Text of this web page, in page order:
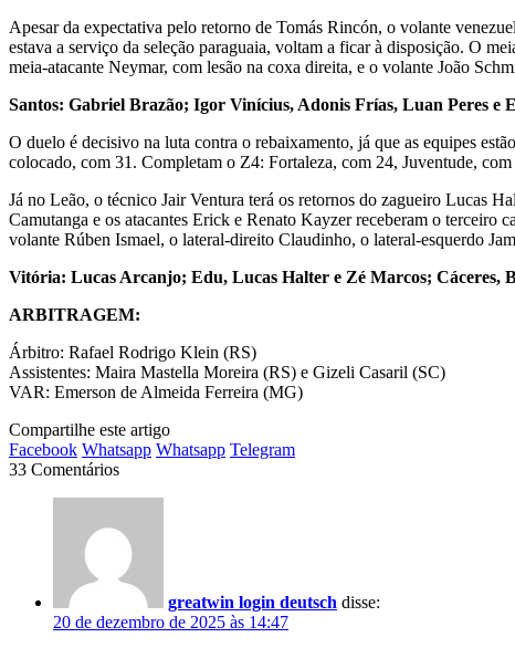
Apesar da expectativa pelo retorno de Tomás Rincón, o volante
estava a serviço da seleção paraguaia, voltam a ficar à disposição. O
meia-atacante Neymar, com lesão na coxa direita, e o volante João
Santos: Gabriel Brazão; Igor Vinícius, Adonis Frías, Luan Peres
O duelo é decisivo na luta contra o rebaixamento, já que as equipes
colocado, com 31. Completam o Z4: Fortaleza, com 24, Juventude,
Já no Leão, o técnico Jair Ventura terá os retornos do zagueiro Lucas
Camutanga e os atacantes Erick e Renato Kayzer receberam o terceiro
volante Rúben Ismael, o lateral-direito Claudinho, o lateral-esquerdo
Vitória: Lucas Arcanjo; Edu, Lucas Halter e Zé Marcos; Cáceres,
ARBITRAGEM:
Árbitro: Rafael Rodrigo Klein (RS)
Assistentes: Maira Mastella Moreira (RS) e Gizeli Casaril (SC)
VAR: Emerson de Almeida Ferreira (MG)
Compartilhe este artigo
Facebook Whatsapp Whatsapp Telegram
33 Comentários
greatwin login deutsch disse:
20 de dezembro de 2025 às 14:47